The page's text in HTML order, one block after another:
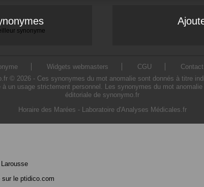
synonyme
Widgets webmasters CGU Contact
© 2026 - Ces synonymes du mot anomalie sont donnés à titre
un usage strictement personnel. Les synonymes du mot
éditoriale de synonymo.fr
Horaire des Marées - Laboratoire d'Analyses Médicales.fr
sur le ptidico.com